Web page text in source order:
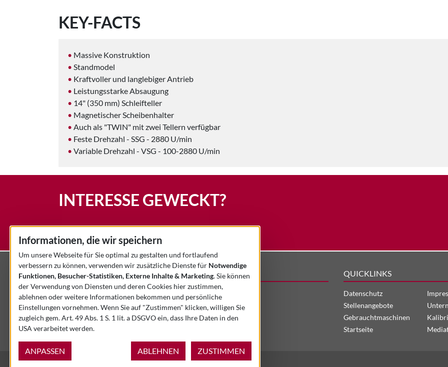
KEY-FACTS
Massive Konstruktion
Standmodel
Kraftvoller und langlebiger Antrieb
Leistungsstarke Absaugung
14" (350 mm) Schleifteller
Magnetischer Scheibenhalter
Auch als "TWIN" mit zwei Tellern verfügbar
Feste Drehzahl - SSG - 2880 U/min
Variable Drehzahl - VSG - 100-2880 U/min
INTERESSE GEWECKT?
STARTSEITE KONTAKT IMPRESSUM
KONTAKT
3-Rath Kalibrier+Prüftechnik GmbH & Co. KG
Kalteiche-Ring 44
DE-35708 Haiger
QUICKLINKS
Datenschutz
Stellenangebote
Gebrauchtmaschinen
Startseite
Informationen, die wir speichern
Um unsere Webseite für Sie optimal zu gestalten und fortlaufend
verbessern zu können, verwenden wir zusätzliche Dienste für Notwendige
Funktionen, Besucher-Statistiken, Externe Inhalte & Marketing. Sie können
der Verwendung von Diensten und deren Cookies hier zustimmen,
ablehnen oder weitere Informationen bekommen und persönliche
Einstellungen vornehmen. Wenn Sie auf "Zustimmen" klicken, willigen Sie
zugleich gem. Art. 49 Abs. 1 S. 1 lit. a DSGVO ein, dass Ihre Daten in den
USA verarbeitet werden.
ANPASSEN ABLEHNEN ZUSTIMMEN